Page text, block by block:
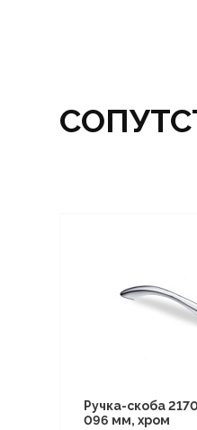
Ручка-скоба
096 мм, хром